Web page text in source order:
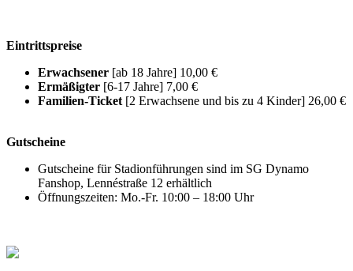
Eintrittspreise
Erwachsener [ab 18 Jahre] 10,00 €
Ermäßigter [6-17 Jahre] 7,00 €
Familien-Ticket [2 Erwachsene und bis zu 4 Kinder] 26,00 €
Gutscheine
Gutscheine für Stadionführungen sind im SG Dynamo
Fanshop, Lennéstraße 12 erhältlich
Öffnungszeiten: Mo.-Fr. 10:00 – 18:00 Uhr